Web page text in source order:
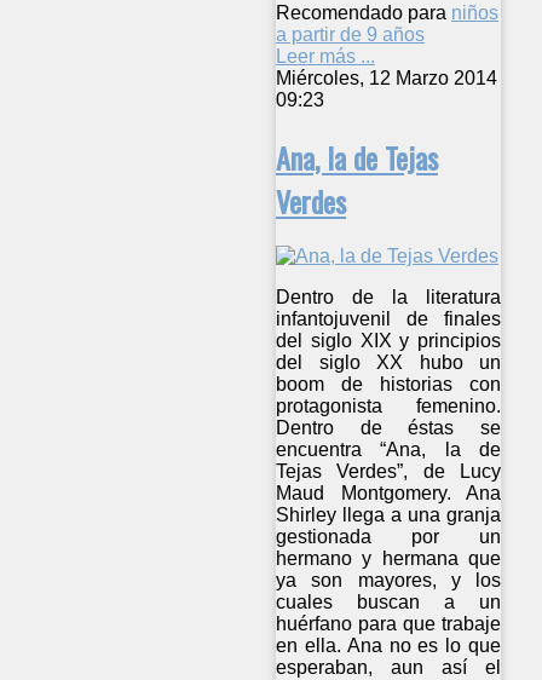
Recomendado para niños
a partir de 9 años
Leer más ...
Miércoles, 12 Marzo 2014
09:23
Ana, la de Tejas
Verdes
Dentro de la literatura
infantojuvenil de finales
del siglo XIX y principios
del siglo XX hubo un
boom de historias con
protagonista femenino.
Dentro de éstas se
encuentra “Ana, la de
Tejas Verdes”, de Lucy
Maud Montgomery. Ana
Shirley llega a una granja
gestionada por un
hermano y hermana que
ya son mayores, y los
cuales buscan a un
huérfano para que trabaje
en ella. Ana no es lo que
esperaban, aun así el